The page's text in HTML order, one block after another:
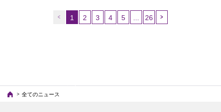
1
ジ）
2 3 4 5 26
全てのニュース